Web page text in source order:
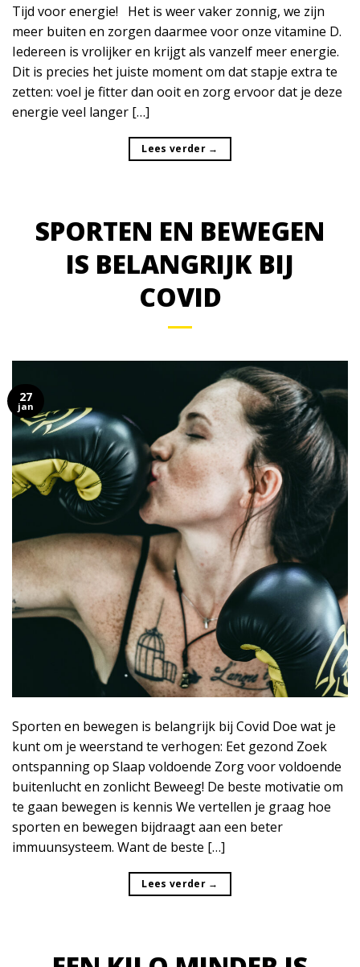
Tijd voor energie! Het is weer vaker zonnig, we zijn
meer buiten en zorgen daarmee voor onze vitamine D.
Iedereen is vrolijker en krijgt als vanzelf meer energie.
Dit is precies het juiste moment om dat stapje extra te
zetten: voel je fitter dan ooit en zorg ervoor dat je deze
energie veel langer […]
Lees verder →
SPORTEN EN BEWEGEN
IS BELANGRIJK BIJ
COVID
27
jan
Sporten en bewegen is belangrijk bij Covid Doe wat je
kunt om je weerstand te verhogen: Eet gezond Zoek
ontspanning op Slaap voldoende Zorg voor voldoende
buitenlucht en zonlicht Beweeg! De beste motivatie om
te gaan bewegen is kennis We vertellen je graag hoe
sporten en bewegen bijdraagt aan een beter
immuunsysteem. Want de beste […]
Lees verder →